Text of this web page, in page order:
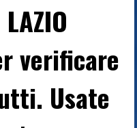
verificare
Usate